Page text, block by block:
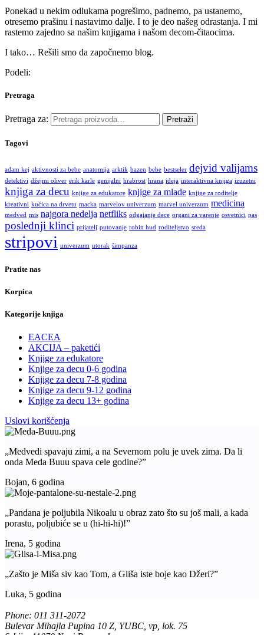
Ponekad u nekim odlukama pogrešimo, padnemo, pa ustanemo,
otresemo prašinu i nastavimo dalje. I to je deo našeg odrastanja. I mi
rastemo zajedno sa našim knjigama i našom decom-čitaocima.
I tako… Rešili smo da započnemo blog.
Podeli:
Pretraga
Pretraga za: Pretraži
Tagovi
adam kej aktivnosti za bebe anatomija arktik bazen bebe bestseler dejvid valijams
detektivi džejmi oliver erik karle genijalni hrabrost hrana ideja interaktivna knjiga izuzetni
knjiga za decu knjige za edukatore knjige za mlade knjige za roditelje
kreativni kućica na drvetu macka marvelov univerzum marvel univerzum medicina
medved mis najgora nedelja netfliks odgajanje dece organi za varenje osvetnici pas
poslednji klinci prijatelj putovanje robin hud roditeljstvo sreda
stripovi univerzum utorak šimpanza
Pratite nas
Korpica
Kategorije knjiga
EACEA
AKCIJA – paketići
Knjige za edukatore
Knjige za decu 0-6 godina
Knjige za decu 7-8 godina
Knjige za decu 9-12 godina
Knjige za decu 13+ godina
Uslovi korišćenja
„Medvedi spavaju zimi, a na Severnom polu je uvek zima. Da li
onda Meda Buuu spava cele godine?”
Bojan, 6 godina
„Pandana je poljubila Nikoalu u obraz zato što su još mali, a kada
porastu, poljubiće se u (hi-hi-hi)!”
Irena, 5 godina
„Zašto je Miša siv kao Tom, a Gliša iste boje kao Džeri?”
Luka, 5 godina
Phone: 011 311-2072
Bulevar Mihajla Pupina 10 Z, YUBC, vp, lok. 75